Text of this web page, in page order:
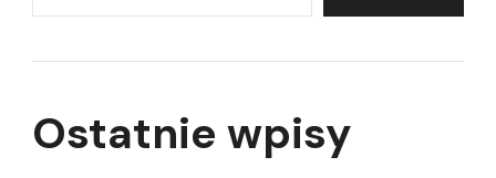
Ostatnie wpisy